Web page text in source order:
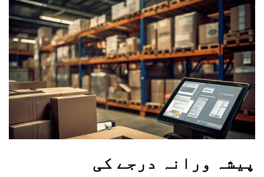
پیشہ ورانہ درجے کی